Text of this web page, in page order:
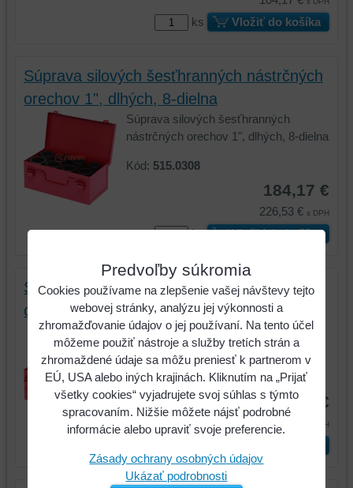
ks Vložiť do košíka
Súprava silových šesťhranných nástrčných
orechov 1", dlhých, 8-dielna
Súprava silových šesťhranných
nástrčných orechov 1", dlhých, 8-dielna
Kód: 515.0308
184,17 €
226,53 € s DPH
ks Vložiť do košíka
Súprava silových šesťhranných nástrčných
orechov 3/4", dlhých, 8-dielna
Súprava silových šesťhranných
nástrčných orechov 3/4", dlhých,...
Kód:515.0510
139,34 €
171,39 € s DPH
Predvoľby súkromia
Cookies používame na zlepšenie vašej návštevy tejto
webovej stránky, analýzu jej výkonnosti a
zhromažďovanie údajov o jej používaní. Na tento účel
môžeme použiť nástroje a služby tretích strán a
zhromaždené údaje sa môžu preniesť k partnerom v
EÚ, USA alebo iných krajinách. Kliknutím na „Prijať
všetky cookies“ vyjadrujete svoj súhlas s týmto
spracovaním. Nižšie môžete nájsť podrobné
informácie alebo upraviť svoje preferencie.
Zásady ochrany osobných údajov
Ukázať podrobnosti